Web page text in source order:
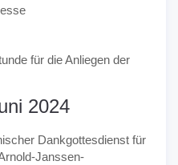
für die Anliegen der
2024
Dankgottesdienst für
Janssen-